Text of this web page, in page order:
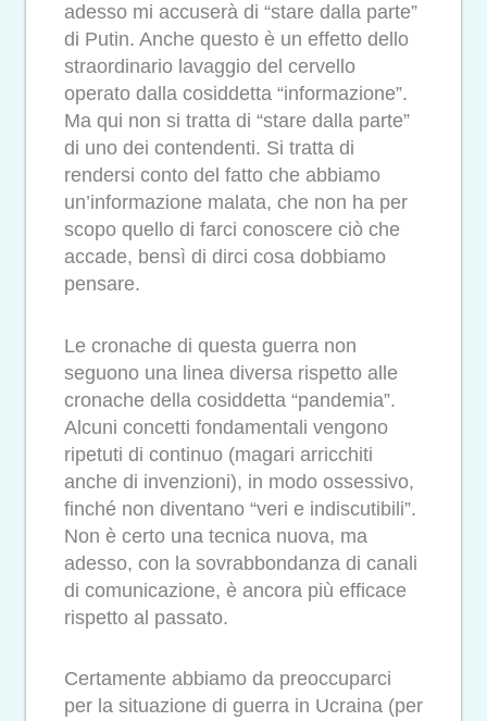
adesso mi accuserà di “stare dalla parte”
di Putin. Anche questo è un effetto dello
straordinario lavaggio del cervello
operato dalla cosiddetta “informazione”.
Ma qui non si tratta di “stare dalla parte”
di uno dei contendenti. Si tratta di
rendersi conto del fatto che abbiamo
un’informazione malata, che non ha per
scopo quello di farci conoscere ciò che
accade, bensì di dirci cosa dobbiamo
pensare.
Le cronache di questa guerra non
seguono una linea diversa rispetto alle
cronache della cosiddetta “pandemia”.
Alcuni concetti fondamentali vengono
ripetuti di continuo (magari arricchiti
anche di invenzioni), in modo ossessivo,
finché non diventano “veri e indiscutibili”.
Non è certo una tecnica nuova, ma
adesso, con la sovrabbondanza di canali
di comunicazione, è ancora più efficace
rispetto al passato.
Certamente abbiamo da preoccuparci
per la situazione di guerra in Ucraina (per